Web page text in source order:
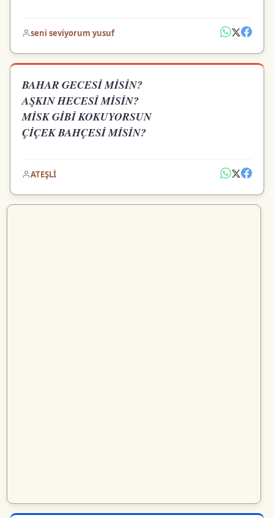
seni seviyorum yusuf
BAHAR GECESİ MİSİN?
AŞKIN HECESİ MİSİN?
MİSK GİBİ KOKUYORSUN
ÇİÇEK BAHÇESİ MİSİN?
ATEŞLİ